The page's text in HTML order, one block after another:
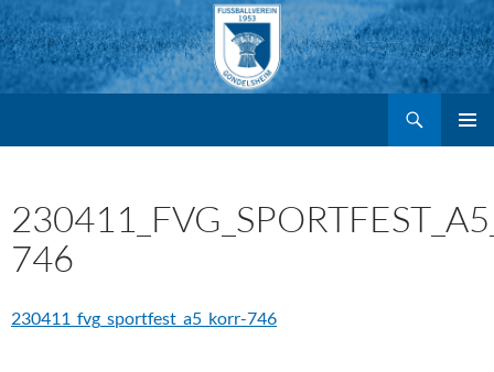
Zum
Inhalt
springen
746
230411_fvg_sportfest_a5_korr-746